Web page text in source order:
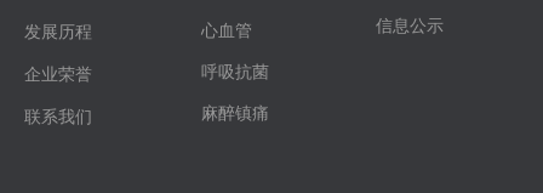
发展历程
企业荣誉
联系我们
心血管
呼吸抗菌
麻醉镇痛
信息公示